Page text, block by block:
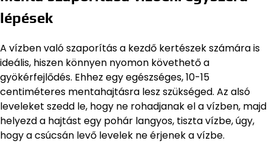
lépések
A vízben való szaporítás a kezdő kertészek számára is
ideális, hiszen könnyen nyomon követhető a
gyökérfejlődés. Ehhez egy egészséges, 10-15
centiméteres mentahajtásra lesz szükséged. Az alsó
leveleket szedd le, hogy ne rohadjanak el a vízben, majd
helyezd a hajtást egy pohár langyos, tiszta vízbe, úgy,
hogy a csúcsán levő levelek ne érjenek a vízbe.